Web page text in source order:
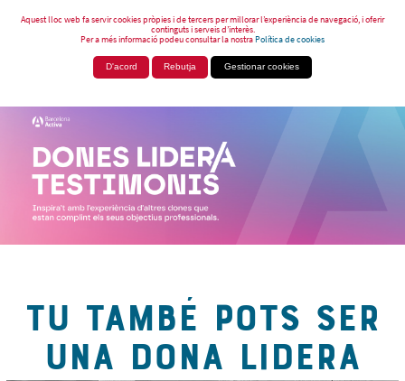
Aquest lloc web fa servir cookies pròpies i de tercers per millorar l’experiència de navegació, i oferir
continguts i serveis d’interès.
Per a més informació podeu consultar la nostraPolítica de cookies
D'acord Rebutja Gestionar cookies
TU TAMBÉ POTS SER
UNA DONA LIDERA